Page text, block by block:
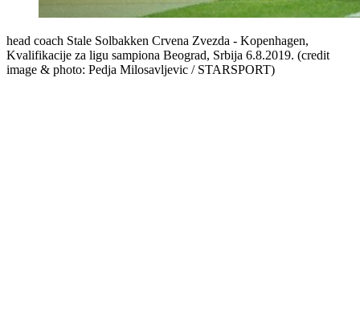
head coach Stale Solbakken Crvena Zvezda - Kopenhagen,
Kvalifikacije za ligu sampiona Beograd, Srbija 6.8.2019. (credit
image & photo: Pedja Milosavljevic / STARSPORT)